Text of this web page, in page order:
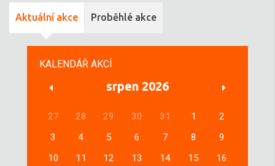
Aktuální akce Proběhlé akce
KALENDÁŘ AKCÍ
srpen 2026
27 28 29 30 31 1
2
3
4 5 6 7 8
9
10
11 12 13 14 15
16